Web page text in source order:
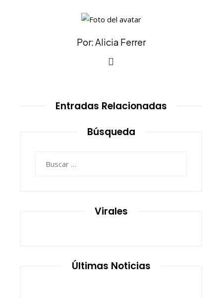
Por: Alicia Ferrer
Entradas Relacionadas
Búsqueda
Virales
Últimas Noticias